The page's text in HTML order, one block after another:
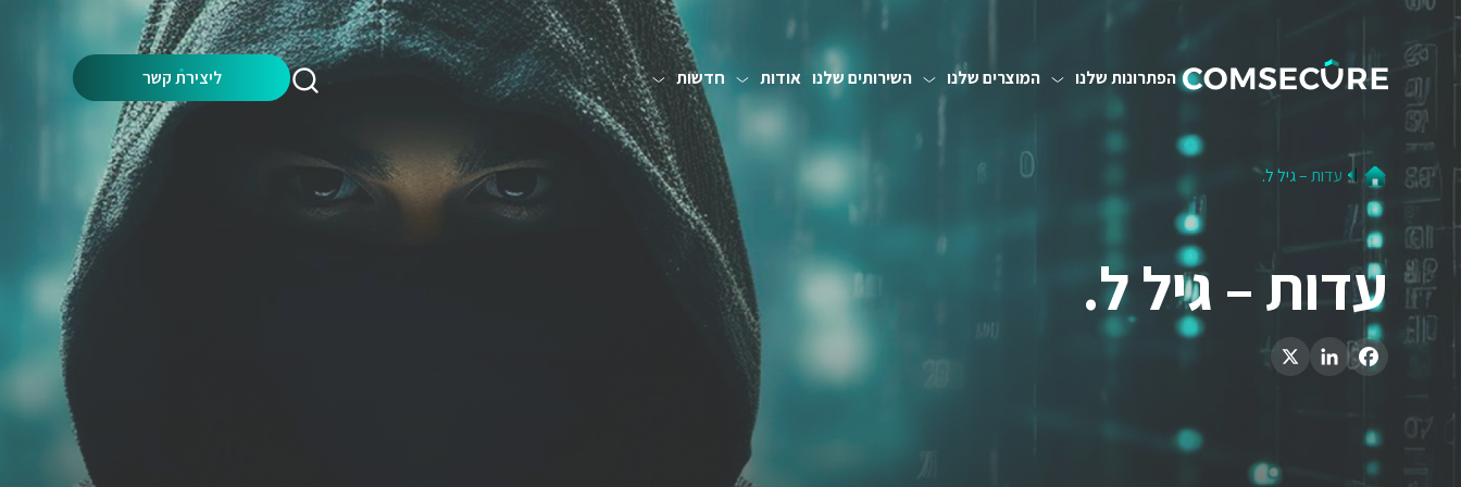
הפתרונות שלנו המוצרים שלנו השירותים שלנו אודות חדשות Search: ליצירת קשר
עדות – גיל ל.
עדות – גיל ל.
Facebook
LinkedIn
X